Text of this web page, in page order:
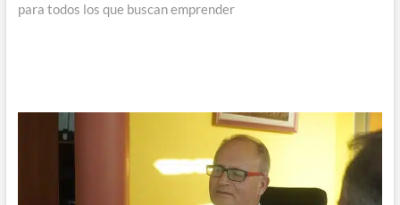
para todos los que buscan emprender